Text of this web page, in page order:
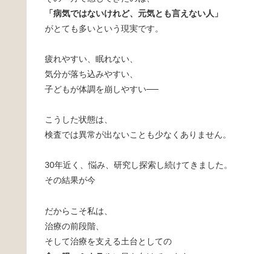
「病気ではないけれど、元気とも言えない人」
がとても多いという現実です。
疲れやすい、眠れない、
気分が落ち込みやすい、
子どもが体調を崩しやすい──
こうした状態は、
検査では異常が出ないことも少なくありません。
30年近く、悩み、研究し探索し続けてきました。
その結果が今
だからこそ私は、
治療の前段階、
そして治療を支える土台としての